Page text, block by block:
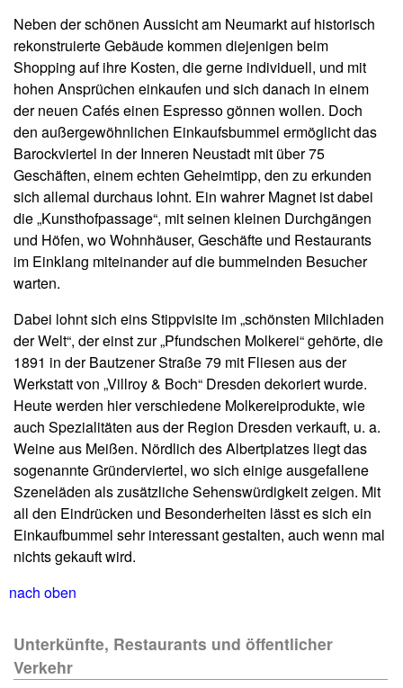
Neben der schönen Aussicht am Neumarkt auf historisch
rekonstruierte Gebäude kommen diejenigen beim
Shopping auf ihre Kosten, die gerne individuell, und mit
hohen Ansprüchen einkaufen und sich danach in einem
der neuen Cafés einen Espresso gönnen wollen. Doch
den außergewöhnlichen Einkaufsbummel ermöglicht das
Barockviertel in der Inneren Neustadt mit über 75
Geschäften, einem echten Geheimtipp, den zu erkunden
sich allemal durchaus lohnt. Ein wahrer Magnet ist dabei
die „Kunsthofpassage“, mit seinen kleinen Durchgängen
und Höfen, wo Wohnhäuser, Geschäfte und Restaurants
im Einklang miteinander auf die bummelnden Besucher
warten.
Dabei lohnt sich eins Stippvisite im „schönsten Milchladen
der Welt“, der einst zur „Pfundschen Molkerei“ gehörte, die
1891 in der Bautzener Straße 79 mit Fliesen aus der
Werkstatt von „Villroy & Boch“ Dresden dekoriert wurde.
Heute werden hier verschiedene Molkereiprodukte, wie
auch Spezialitäten aus der Region Dresden verkauft, u. a.
Weine aus Meißen. Nördlich des Albertplatzes liegt das
sogenannte Gründerviertel, wo sich einige ausgefallene
Szeneläden als zusätzliche Sehenswürdigkeit zeigen. Mit
all den Eindrücken und Besonderheiten lässt es sich ein
Einkaufbummel sehr interessant gestalten, auch wenn mal
nichts gekauft wird.
nach oben
Unterkünfte, Restaurants und öffentlicher
Verkehr